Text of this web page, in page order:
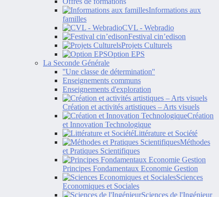
Informations aux
familles
CVL - Webradio
Festival cin’edison
Projets Culturels
Option EPS
La Seconde Générale
''Une classe de détermination''
Enseignements communs
Enseignements d'exploration
Création et activités artistiques – Arts visuels
Création
et Innovation Technologique
Littérature et Société
Méthodes
et Pratiques Scientifiques
Principes Fondamentaux Economie Gestion
Sciences
Economiques et Sociales
Sciences de l'Ingénieur